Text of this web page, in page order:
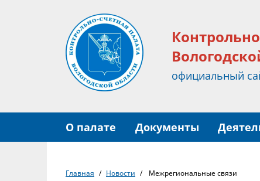
официальный
О палате Документы
Главная Новости Межрегиональные связи